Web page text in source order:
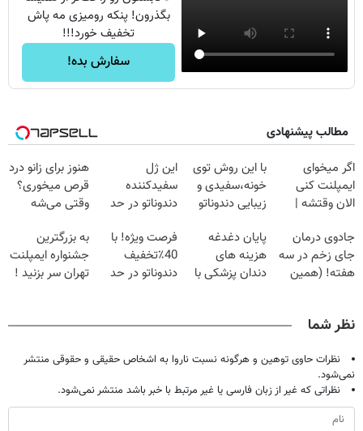
بگذرون! پنکه رومیزی مه پاش
تخفیف خورد!!!
سفارش بده!
مطالب پیشنهادی
اگر میخوای
ایمپلنت کنی
الان وقتشه |
میلیون تومان!!!
با این روش توی
خونه،سفیدی و
زیبایی دندوناتو
(40%off)
این ژل
سفیدکننده
دندوناتو در حد
میکنه
(40%تخفیف)
هنوز برای زانو درد
قرص میخوری؟
وقتی می‌شه
درمانش کرد؟؟؟؟
جادوی درمان
جای زخم در سه
هفته! (همین
پایان دغدغه
هزینه های
دندان پزشکی با
فرصت ویژه! با
40٪تخفیف
دندوناتو در حد
به بزرگترین
جشنواره ایمپلنت
تهران سر بزنید !
نظر شما
نظرات حاوی توهین و هرگونه نسبت ناروا به اشخاص حقیقی و حقوقی منتشر
نمی‌شود.
نظراتی که غیر از زبان فارسی یا غیر مرتبط با خبر باشد منتشر نمی‌شود.